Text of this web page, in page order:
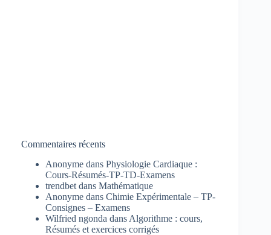
Commentaires récents
Anonyme dans Physiologie Cardiaque :
Cours-Résumés-TP-TD-Examens
trendbet dans Mathématique
Anonyme dans Chimie Expérimentale – TP-
Consignes – Examens
Wilfried ngonda dans Algorithme : cours,
Résumés et exercices corrigés